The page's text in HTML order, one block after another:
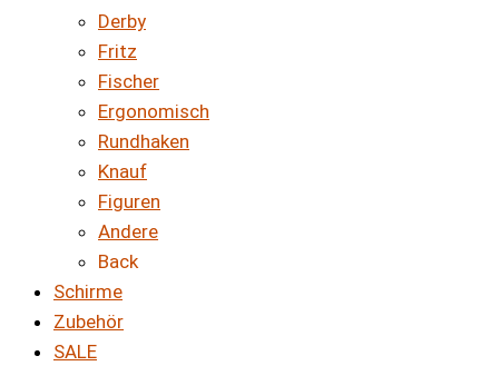
Derby
Fritz
Fischer
Ergonomisch
Rundhaken
Knauf
Figuren
Andere
Back
Schirme
Zubehör
SALE